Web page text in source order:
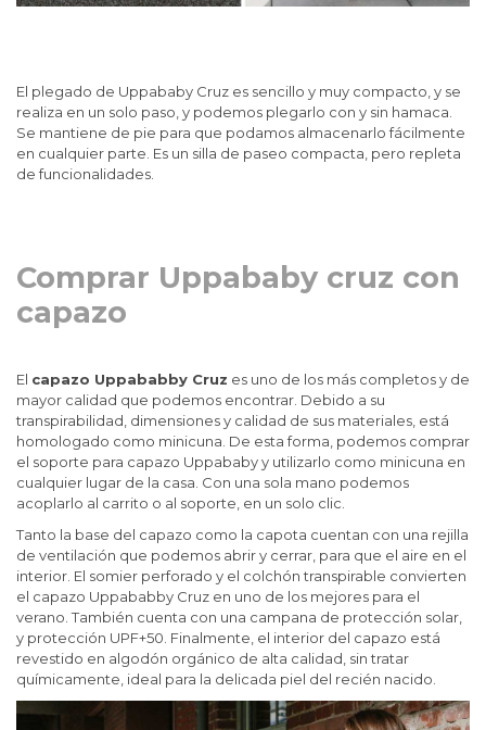
El plegado de Uppababy Cruz es sencillo y muy compacto, y se
realiza en un solo paso, y podemos plegarlo con y sin hamaca.
Se mantiene de pie para que podamos almacenarlo fácilmente
en cualquier parte. Es un silla de paseo compacta, pero repleta
de funcionalidades.
Comprar Uppababy cruz con
capazo
El capazo Uppababby Cruz es uno de los más completos y de
mayor calidad que podemos encontrar. Debido a su
transpirabilidad, dimensiones y calidad de sus materiales, está
homologado como minicuna. De esta forma, podemos comprar
el soporte para capazo Uppababy y utilizarlo como minicuna en
cualquier lugar de la casa. Con una sola mano podemos
acoplarlo al carrito o al soporte, en un solo clic.
Tanto la base del capazo como la capota cuentan con una rejilla
de ventilación que podemos abrir y cerrar, para que el aire en el
interior. El somier perforado y el colchón transpirable convierten
el capazo Uppababby Cruz en uno de los mejores para el
verano. También cuenta con una campana de protección solar,
y protección UPF+50. Finalmente, el interior del capazo está
revestido en algodón orgánico de alta calidad, sin tratar
químicamente, ideal para la delicada piel del recién nacido.